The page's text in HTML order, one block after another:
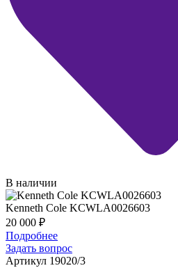
В наличии
Kenneth Cole KCWLA0026603
20 000 ₽
Подробнее
Задать вопрос
Артикул 19020/3